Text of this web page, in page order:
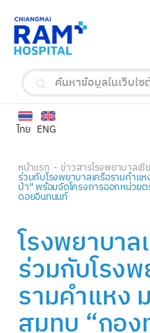
ENG
ไทย
หน้าแรก ข่าวสารโรงพยาบาลเชี
ร่วมกับโรงพยาบาลเครือรามคำ
ป่า” พร้อมจัดโครงการออกหน่วย
ดอยอินทนนท์
โรงพยาบาล
ร่วมกับโรง
รามคำแหง
สมทบ “กอ